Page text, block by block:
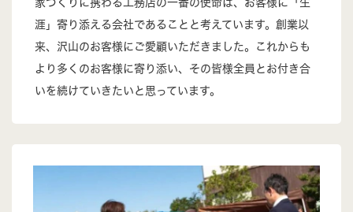
家づくりに携わる工務店の一番の使命は、お客様に「生
涯」寄り添える会社であることと考えています。創業以
来、沢山のお客様にご愛顧いただきました。これからも
より多くのお客様に寄り添い、その皆様全員とお付き合
いを続けていきたいと思っています。